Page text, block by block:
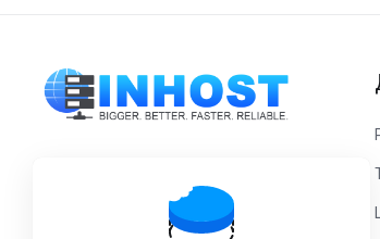
Процес Ин Дооел